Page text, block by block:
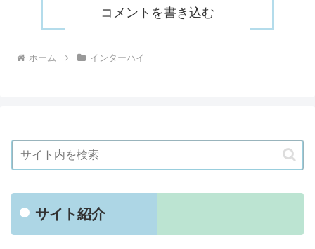
コメントを書き込む
ホーム インターハイ
サイト紹介